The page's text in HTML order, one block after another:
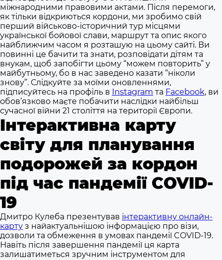
міжнародними правовими актами. Після перемоги,
як тільки відкриються кордони, ми зробимо свій
перший військово-історичний тур місцями
української бойової слави, маршрут та опис якого
найближчим часом я розташую на цьому сайті. Ви
повинні це бачити та знати, розповідати дітям та
внукам, щоб запобігти цьому “можем повторить” у
майбутньому, бо в нас заведено казати “ніколи
знову”. Слідкуйте за моїми оновленнями,
підписуйтесь на профіль в Instagram та Facebook, ви
обов’язково маєте побачити наслідки найбільш
сучасної війни 21 століття на території Європи.
Iнтерактивна карту
світу для планування
подорожей за кордон
під час пандемії COVID-
19
Дмитро Кулеба презентував інтерактивну онлайн-
карту з найактуальнішою інформацією про візи,
дозволи та обмеження в умовах пандемії COVID-19.
Навіть після завершення пандемії ця карта
залишатиметься зручним інструментом для